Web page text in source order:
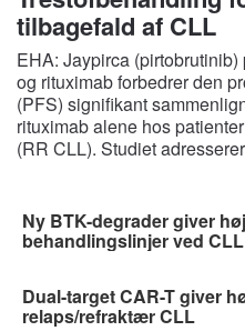
tilbagefald af CLL
EHA: Jaypirca
og rituximab forbedrer den
(PFS) signifikant
rituximab alene hos
(RR CLL). Studiet
Ny BTK-degrader giver
behandlingslinjer ved CLL
Dual-target CAR-T giver
relaps/refraktær CLL